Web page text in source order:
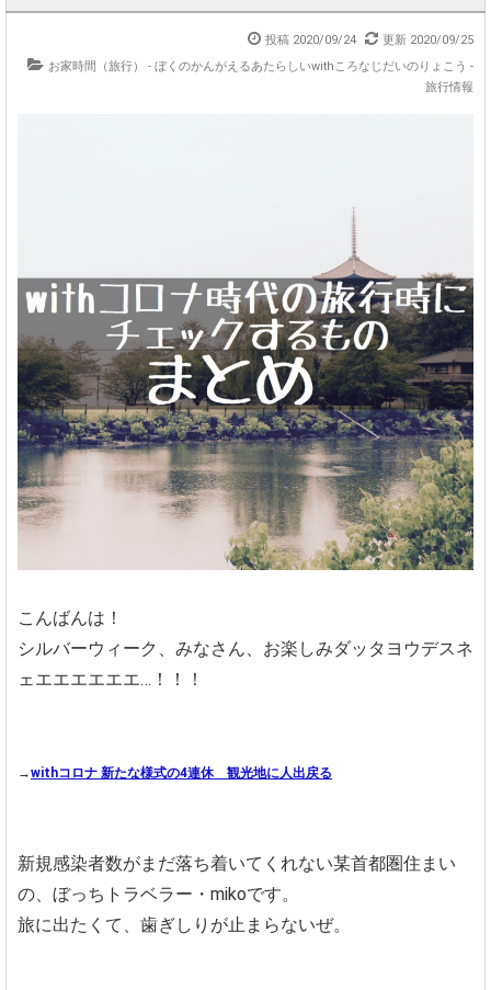
投稿 2020/09/24
更新 2020/09/25
お家時間（旅行）
- ぼくのかんがえるあたらしいwithころなじだいのりょこう -
旅行情報
こんばんは！
シルバーウィーク、みなさん、お楽しみダッタヨウデスネ
ェエエエエエエ…！！！
→withコロナ 新たな様式の4連休 観光地に人出戻る
新規感染者数がまだ落ち着いてくれない某首都圏住まい
の、ぼっちトラベラー・mikoです。
旅に出たくて、歯ぎしりが止まらないぜ。